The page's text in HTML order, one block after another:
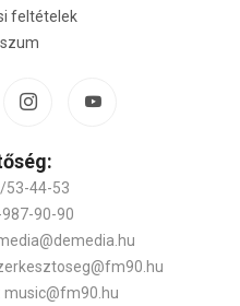
feltételek
53-44-53
90-90